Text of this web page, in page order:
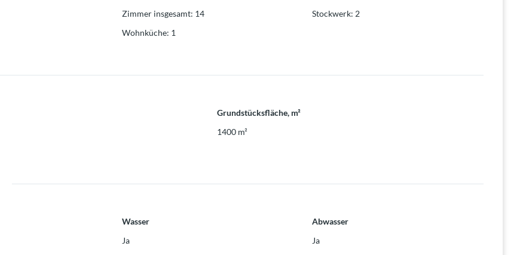
Zimmer insgesamt: 14 Stockwerk: 2
Wohnküche: 1
Grundstücksfläche, m²
1400 m²
Wasser
Ja
Abwasser
Ja